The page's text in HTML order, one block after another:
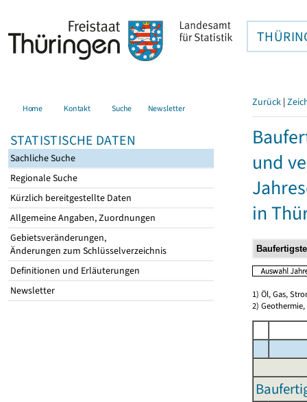
Home Kontakt Suche Newsletter
STATISTISCHE DATEN
Sachliche Suche
Regionale Suche
Kürzlich bereitgestellte Daten
Allgemeine Angaben, Zuordnungen
Gebietsveränderungen,
Änderungen zum Schlüsselverzeichnis
Definitionen und Erläuterungen
Newsletter
Zurück |
und
in
1) Öl, Gas,
2)